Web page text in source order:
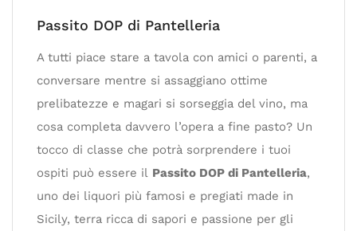
Passito DOP di Pantelleria
A tutti piace stare a tavola con amici o parenti, a
conversare mentre si assaggiano ottime
prelibatezze e magari si sorseggia del vino, ma
cosa completa davvero l’opera a fine pasto? Un
tocco di classe che potrà sorprendere i tuoi
ospiti può essere il Passito DOP di Pantelleria,
uno dei liquori più famosi e pregiati made in
Sicily, terra ricca di sapori e passione per gli